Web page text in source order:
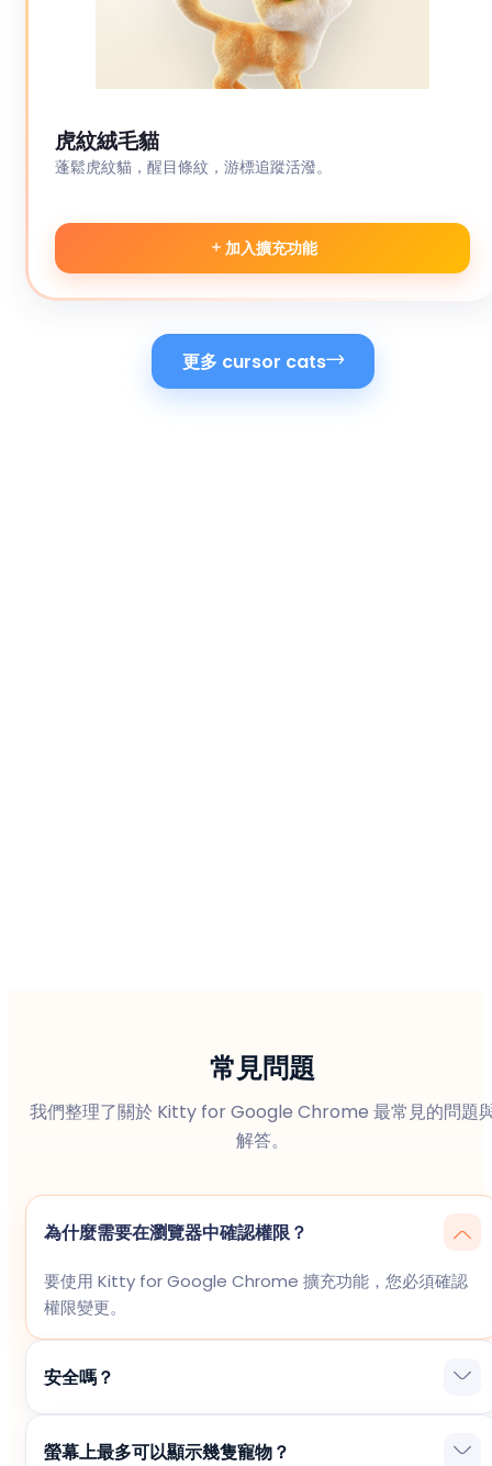
虎紋絨毛貓
蓬鬆虎紋貓，醒目條紋，游標追蹤活潑。
加入擴充功能
更多 cursor cats
常見問題
我們整理了關於 Kitty for Google Chrome 最常見的問題
解答。
為什麼需要在瀏覽器中確認權限？
要使用 Kitty for Google Chrome 擴充功能，您必須確認
權限變更。
安全嗎？
的所有檢查，確認安全無虞。
螢幕上最多可以顯示幾隻寵物？